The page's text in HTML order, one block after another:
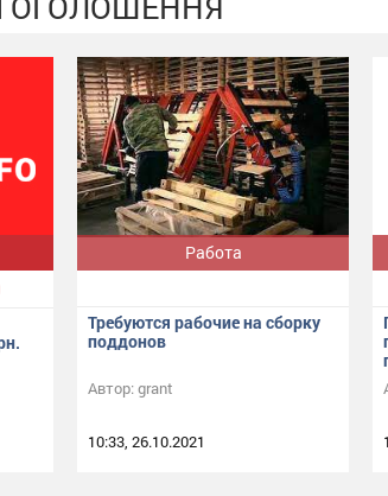
Работа
Требуются рабочие на сборку
поддонов
Автор:grant
10:33, 26.10.2021